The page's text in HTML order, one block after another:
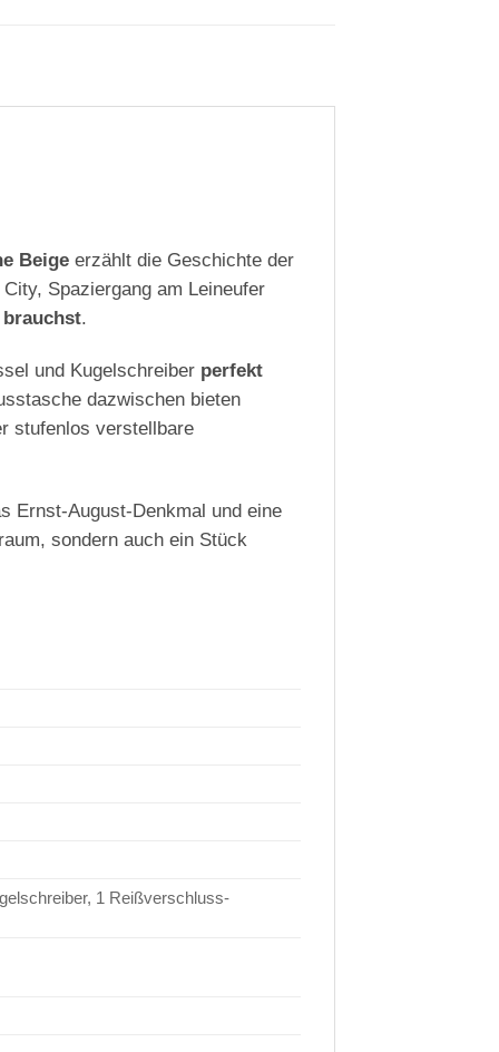
Beige erzählt die Geschichte der
Spaziergang am Leineufer
.
und Kugelschreiber perfekt
dazwischen bieten
stufenlos verstellbare
Ernst-August-Denkmal und eine
sondern auch ein Stück
1 Reißverschluss-